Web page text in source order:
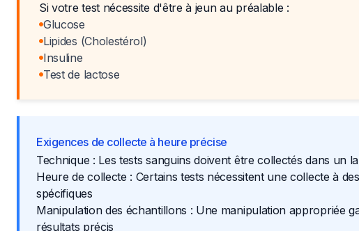
Si votre test nécessite d'être à jeun au préalable :
Glucose
Lipides (Cholestérol)
Insuline
Test de lactose
Exigences de collecte à heure précise
Technique : Les tests sanguins doivent être collectés dans un
Heure de collecte : Certains tests nécessitent une collecte à
spécifiques
Manipulation des échantillons : Une manipulation appropriée
résultats précis